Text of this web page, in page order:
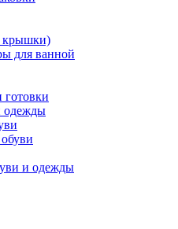
крышки)
для ванной
готовки
одежды
и одежды